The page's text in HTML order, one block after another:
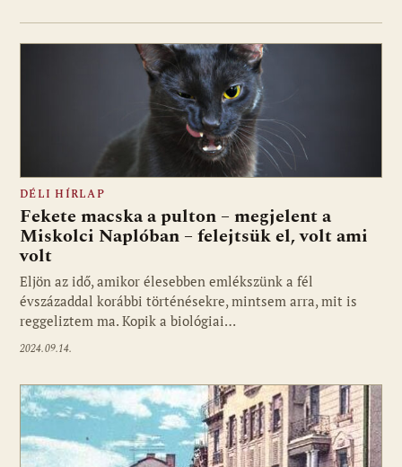
DÉLI HÍRLAP
Fekete macska a pulton – megjelent a
Miskolci Naplóban – felejtsük el, volt ami
volt
Eljön az idő, amikor élesebben emlékszünk a fél
évszázaddal korábbi történésekre, mintsem arra, mit is
reggeliztem ma. Kopik a biológiai…
2024.09.14.